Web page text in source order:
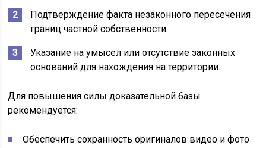
Подтверждение факта незаконного пересечения
границ частной собственности.
Указание на умысел или отсутствие законных
оснований для нахождения на территории.
Для повышения силы доказательной базы
рекомендуется:
Обеспечить сохранность оригиналов видео и фото